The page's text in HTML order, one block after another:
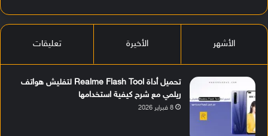
الأشهر الأخيرة تعليقات
تحميل أداة Realme Flash Tool لتفليش هواتف
ريلمي مع شرح كيفية استخدامها
8 فبراير 2026